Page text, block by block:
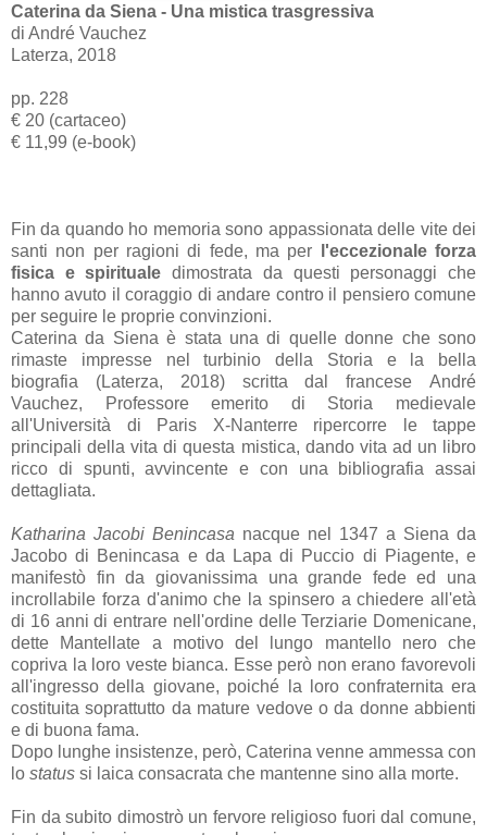
Caterina da Siena - Una mistica trasgressiva
di André Vauchez
Laterza, 2018
pp. 228
€ 20 (cartaceo)
€ 11,99 (e-book)
Fin da quando ho memoria sono appassionata delle vite dei
santi non per ragioni di fede, ma per
l'eccezionale forza
fisica e spirituale dimostrata da questi personaggi che
hanno avuto il coraggio di andare contro il pensiero comune
per seguire le proprie convinzioni.
Caterina da Siena è stata una di quelle donne che sono
rimaste impresse nel turbinio della Storia e la bella
biografia (Laterza, 2018) scritta dal franceseAndré
Vauchez,
Professore emerito di Storia medievale
all'Università di Paris X-Nanterre ripercorre le tappe
principali della vita di questa mistica, dando vita ad un libro
ricco di spunti, avvincente e con una bibliografia assai
dettagliata.
Katharina Jacobi Benincasa nacque nel 1347 a Siena da
Jacobo di Benincasa e da Lapa di Puccio di Piagente, e
manifestò fin da giovanissima una grande fede ed una
incrollabile forza d'animo che la spinsero a chiedere all'età
di 16 anni di entrare nell'ordine delle Terziarie Domenicane,
dette Mantellate a motivo del lungo mantello nero che
copriva la loro veste bianca. Esse però non erano favorevoli
all'ingresso della giovane, poiché la loro confraternita era
costituita soprattutto da mature vedove o da donne abbienti
e di buona fama.
Dopo lunghe insistenze, però, Caterina venne ammessa con
lo status si laica consacrata che mantenne sino alla morte.
Fin da subito dimostrò un fervore religioso fuori dal comune,